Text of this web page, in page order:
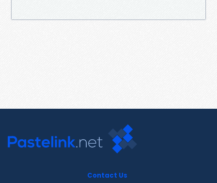
Contact Us